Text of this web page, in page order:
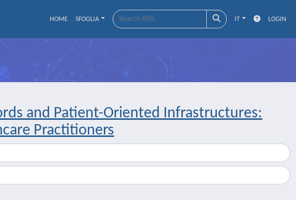
HOME SFOGLIA IT LOGIN
and Patient-Oriented Infrastructures:
Practitioners